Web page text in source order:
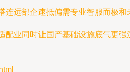
远部企速抵偏需专业智服而极
业同时让国产基础设施底气更强